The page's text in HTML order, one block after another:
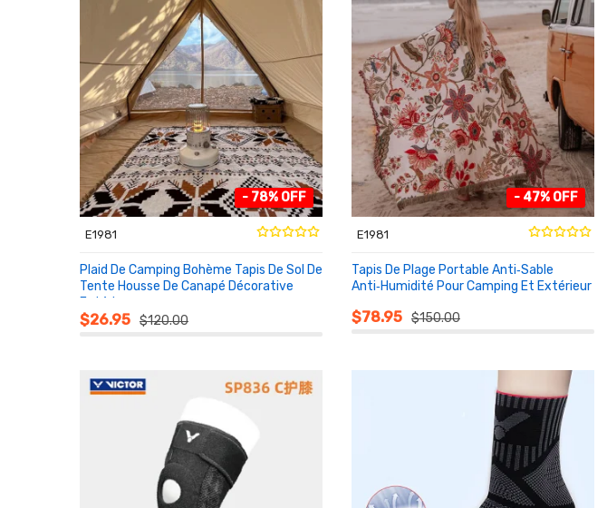
- 78% OFF
E1981
Plaid De Camping Bohème Tapis De Sol De
Tente Housse De Canapé Décorative
Extérieur
$26.95 $120.00
- 47% OFF
E1981
Tapis De Plage Portable Anti‑Sable
Anti‑Humidité Pour Camping Et Extérieur
$78.95 $150.00